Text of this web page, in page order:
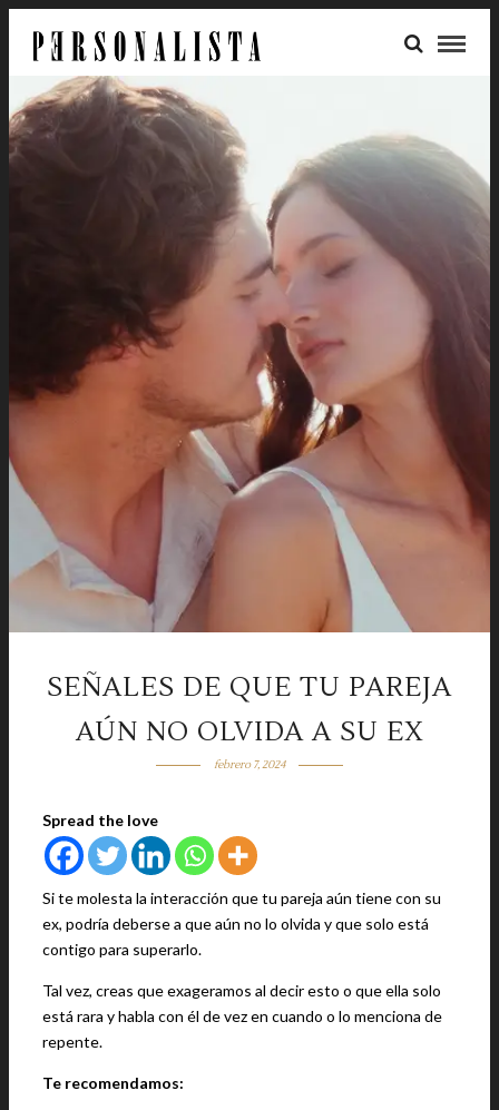
SEÑALES DE QUE TU PAREJA
AÚN NO OLVIDA A SU EX
febrero 7, 2024
Spread the love
Si te molesta la interacción que tu pareja aún tiene con su
ex, podría deberse a que aún no lo olvida y que solo está
contigo para superarlo.
Tal vez, creas que exageramos al decir esto o que ella solo
está rara y habla con él de vez en cuando o lo menciona de
repente.
Te recomendamos: